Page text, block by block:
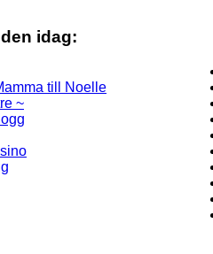
idag:
till Noelle
~